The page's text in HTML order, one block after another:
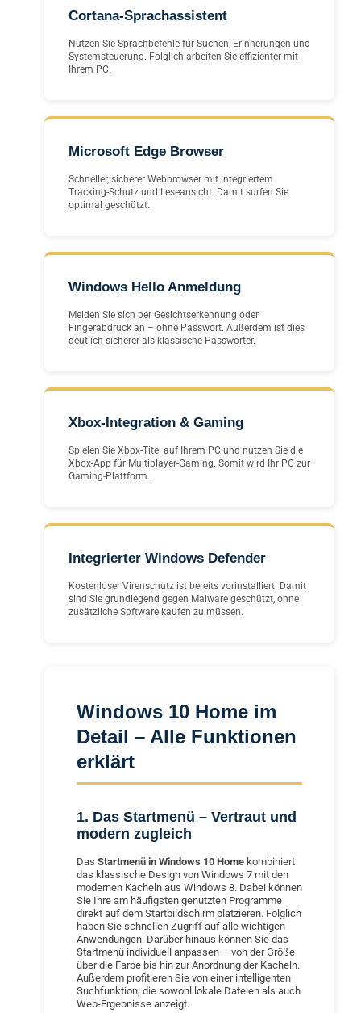
Cortana-Sprachassistent
Nutzen Sie Sprachbefehle für Suchen, Erinnerungen und
Systemsteuerung. Folglich arbeiten Sie effizienter mit
Ihrem PC.
Microsoft Edge Browser
Schneller, sicherer Webbrowser mit integriertem
Tracking-Schutz und Leseansicht. Damit surfen Sie
optimal geschützt.
Windows Hello Anmeldung
Melden Sie sich per Gesichtserkennung oder
Fingerabdruck an – ohne Passwort. Außerdem ist dies
deutlich sicherer als klassische Passwörter.
Xbox-Integration & Gaming
Spielen Sie Xbox-Titel auf Ihrem PC und nutzen Sie die
Xbox-App für Multiplayer-Gaming. Somit wird Ihr PC zur
Gaming-Plattform.
Integrierter Windows Defender
Kostenloser Virenschutz ist bereits vorinstalliert. Damit
sind Sie grundlegend gegen Malware geschützt, ohne
zusätzliche Software kaufen zu müssen.
Windows 10 Home im
Detail – Alle Funktionen
erklärt
1. Das Startmenü – Vertraut und
modern zugleich
Das Startmenü in Windows 10 Home kombiniert
das klassische Design von Windows 7 mit den
modernen Kacheln aus Windows 8. Dabei können
Sie Ihre am häufigsten genutzten Programme
direkt auf dem Startbildschirm platzieren. Folglich
haben Sie schnellen Zugriff auf alle wichtigen
Anwendungen. Darüber hinaus können Sie das
Startmenü individuell anpassen – von der Größe
über die Farbe bis hin zur Anordnung der Kacheln.
Außerdem profitieren Sie von einer intelligenten
Suchfunktion, die sowohl lokale Dateien als auch
Web-Ergebnisse anzeigt.